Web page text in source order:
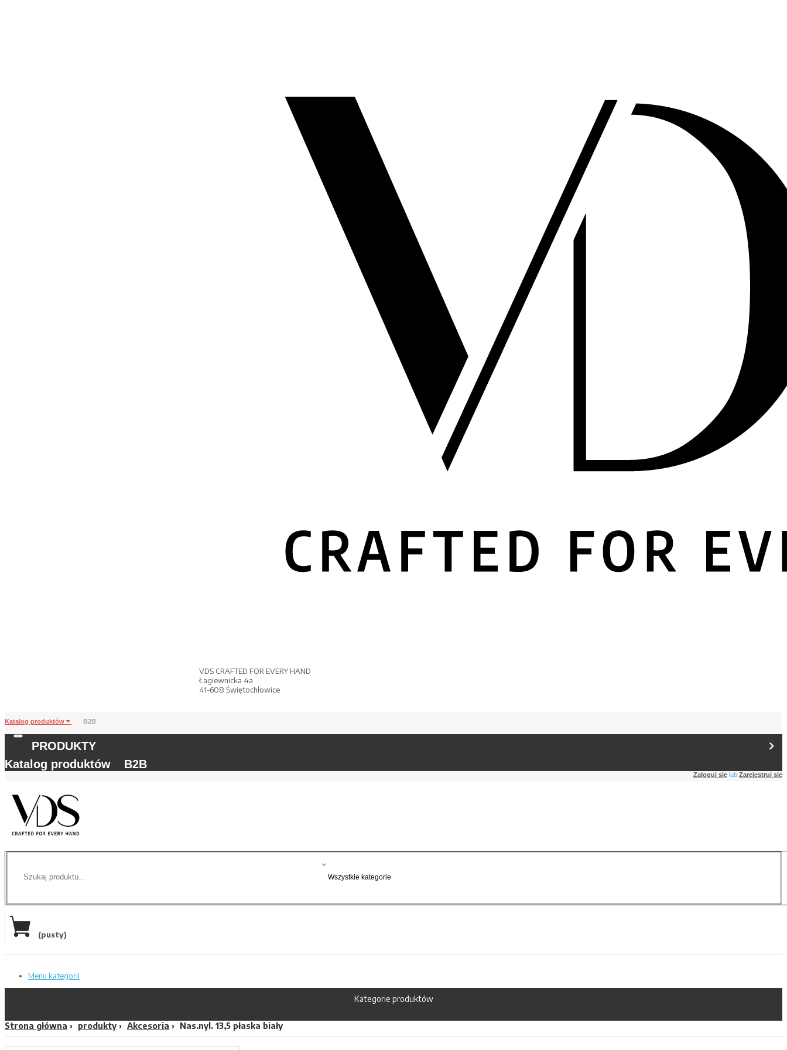
VDS CRAFTED FOR EVERY HAND
Łagiewnicka 4a
41-608 Świętochłowice
Katalog produktów B2B
PRODUKTY
Katalog produktów
B2B
Zaloguj się lub Zarejestruj się
(pusty)
Menu kategorii
Kategorie produktów
Strona główna produkty Akcesoria Nas.nyl. 13,5 płaska biały